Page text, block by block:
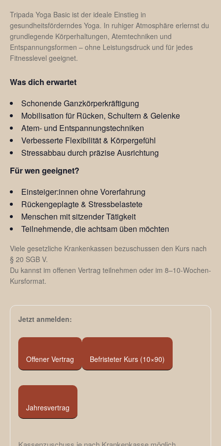
Tripada Yoga Basic ist der ideale Einstieg in
gesundheitsförderndes Yoga. In ruhiger Atmosphäre erlernst du
grundlegende Körperhaltungen, Atemtechniken und
Entspannungsformen – ohne Leistungsdruck und für jedes
Fitnesslevel geeignet.
Was dich erwartet
Schonende Ganzkörperkräftigung
Mobilisation für Rücken, Schultern & Gelenke
Atem- und Entspannungstechniken
Verbesserte Flexibilität & Körpergefühl
Stressabbau durch präzise Ausrichtung
Für wen geeignet?
Einsteiger:innen ohne Vorerfahrung
Rückengeplagte & Stressbelastete
Menschen mit sitzender Tätigkeit
Teilnehmende, die achtsam üben möchten
Viele gesetzliche Krankenkassen bezuschussen den Kurs nach
§ 20 SGB V.
Du kannst im offenen Vertrag teilnehmen oder im 8–10-Wochen-
Kursformat.
Jetzt anmelden:
Offener Vertrag Befristeter Kurs (10×90)
Jahresvertrag